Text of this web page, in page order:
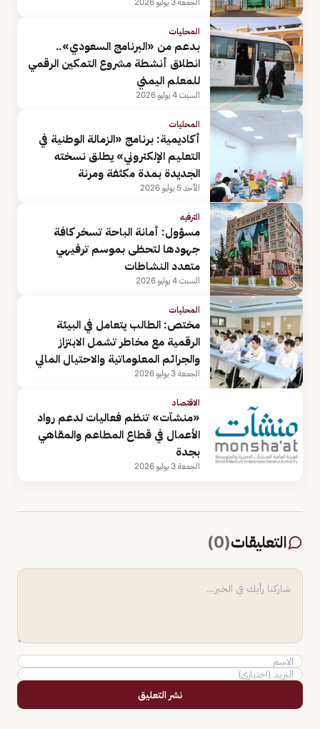
الجمعة 3 يوليو 2026
المحليات
بدعم من «البرنامج السعودي»..
انطلاق أنشطة مشروع التمكين الرقمي
للمعلم اليمني
السبت 4 يوليو 2026
المحليات
أكاديمية: برنامج «الزمالة الوطنية في
التعليم الإلكتروني» يطلق نسخته
الجديدة بمدة مكثفة ومرنة
الأحد 5 يوليو 2026
الترفيه
مسؤول: أمانة الباحة تسخر كافة
جهودها لتحظى بموسم ترفيهي
متعدد النشاطات
السبت 4 يوليو 2026
المحليات
مختص: الطالب يتعامل في البيئة
الرقمية مع مخاطر تشمل الابتزاز
والجرائم المعلوماتية والاحتيال المالي
الجمعة 3 يوليو 2026
الاقتصاد
«منشآت» تنظم فعاليات لدعم رواد
الأعمال في قطاع المطاعم والمقاهي
بجدة
الجمعة 3 يوليو 2026
التعليقات(
0
)
نشر التعليق